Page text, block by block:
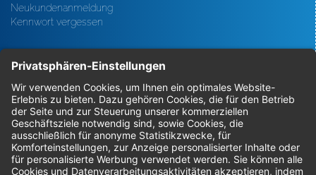
Neukundenanmeldung
Kennwort vergessen
Bestellungen
Sendung verfolgen